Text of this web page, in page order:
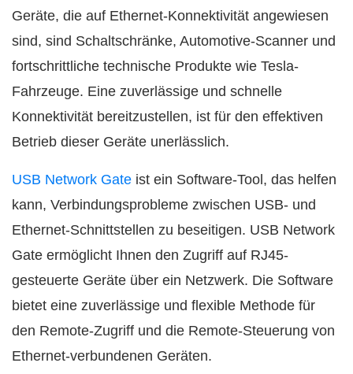
Geräte, die auf Ethernet-Konnektivität angewiesen
sind, sind Schaltschränke, Automotive-Scanner und
fortschrittliche technische Produkte wie Tesla-
Fahrzeuge. Eine zuverlässige und schnelle
Konnektivität bereitzustellen, ist für den effektiven
Betrieb dieser Geräte unerlässlich.
USB Network Gate ist ein Software-Tool, das helfen
kann, Verbindungsprobleme zwischen USB- und
Ethernet-Schnittstellen zu beseitigen. USB Network
Gate ermöglicht Ihnen den Zugriff auf RJ45-
gesteuerte Geräte über ein Netzwerk. Die Software
bietet eine zuverlässige und flexible Methode für
den Remote-Zugriff und die Remote-Steuerung von
Ethernet-verbundenen Geräten.